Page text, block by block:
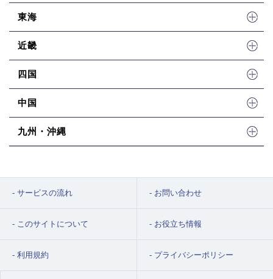
東海
近畿
四国
中国
九州・沖縄
サービスの流れ お問い合わせ
このサイトについて お役立ち情報
利用規約 プライバシーポリシー